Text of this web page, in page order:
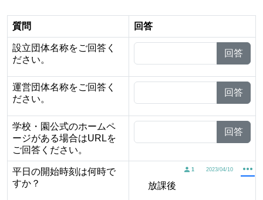
質問 回答
設立団体名称をご回答く
ださい。
回答
運営団体名称をご回答く
ださい。
回答
学校・園公式のホームペ
ージがある場合はURLを
ご回答ください。
回答
平日の開始時刻は何時で
すか？
1 2023/04/10
放課後